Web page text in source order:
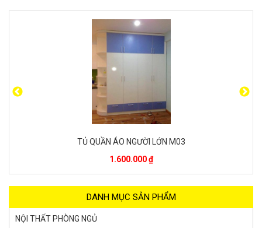
GIƯỜNG NHỰA ĐÀI LOAN
DANH MỤC SẢN PHẨM
NỘI THẤT PHÒNG NGỦ